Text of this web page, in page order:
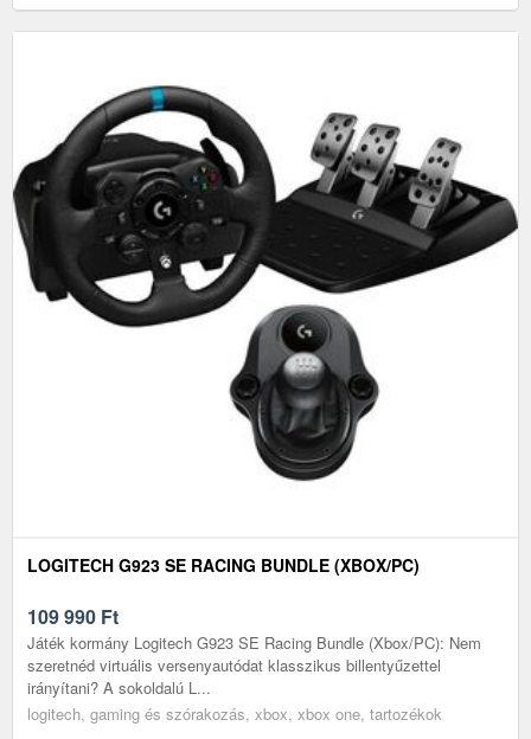
LOGITECH G923 SE RACING BUNDLE (XBOX/PC)
109 990 Ft
Játék kormány Logitech G923 SE Racing Bundle (Xbox/PC): Nem
szeretnéd virtuális versenyautódat klasszikus billentyűzettel
irányítani? A sokoldalú L...
logitech, gaming és szórakozás, xbox, xbox one, tartozékok